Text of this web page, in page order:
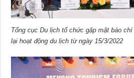
Tổng cục Du lịch tổ chức gặp mặt báo
lại hoạt động du lịch từ ngày 15/3/2022